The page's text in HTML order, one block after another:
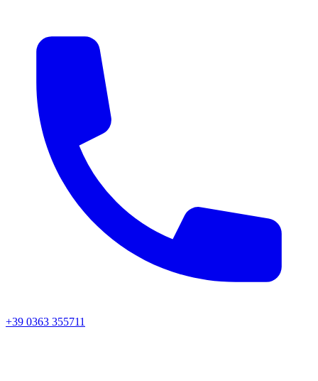
+39 0363 355711